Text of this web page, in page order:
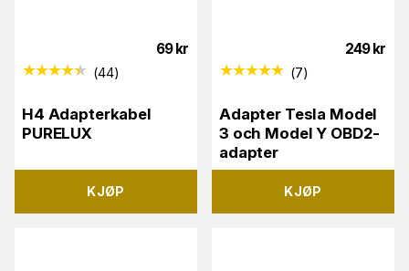
69 kr
(44)
H4 Adapterkabel
PURELUX
KJØP
249 kr
(7)
Adapter Tesla Model
3 och Model Y OBD2-
adapter
KJØP